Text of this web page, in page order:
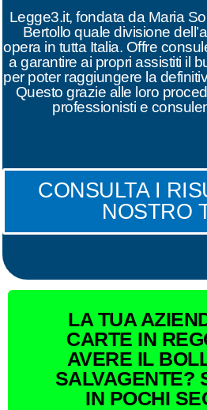
Legge3.it, fondata da Maria
Bertollo quale divisione
opera in tutta Italia. Offre
a garantire ai propri assistiti il
per poter raggiungere la
Questo grazie alle loro
professionisti e
CONSULTA I
NOSTRO
LA TUA
CARTE IN
AVERE IL
SALVAGENTE?
IN POCHI